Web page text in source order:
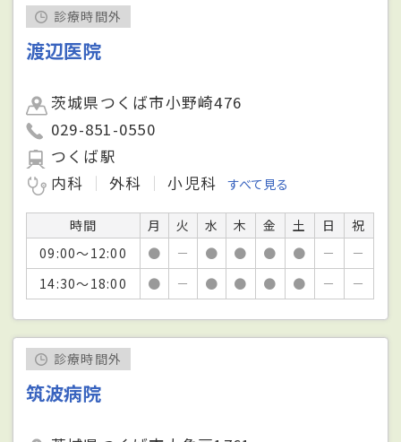
診療時間外
渡辺医院
茨城県つくば市小野崎476
029-851-0550
つくば駅
内科
外科 小児科 すべて見る
時間 月 火 水 木 金 土 日
祝
09:00～12:00
● － ● ● ● ● －
－
14:30～18:00
● － ● ● ● ● － －
診療時間外
筑波病院